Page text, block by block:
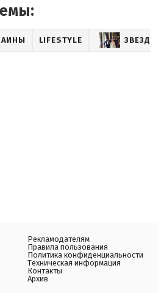
LIFESTYLE
Рекламодателям
Правила пользования
Политика конфиденциальности
Техническая информация
Контакты
Архив